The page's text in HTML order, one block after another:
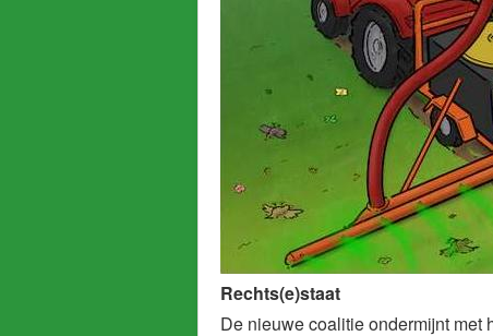
Rechts(e)staat
De nieuwe coalitie ondermijnt met